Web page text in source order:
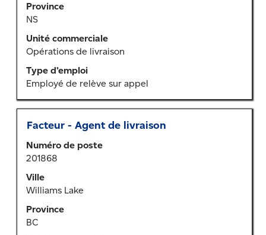
de
pour
Province
NS
Unité commerciale
Opérations de livraison
Type d’emploi
Employé de relève sur appel
afficher
tout
le
contenu
renseignements
sur
l’emploi.
Titre
Facteur - Agent de livraison
Numéro de poste
201868
Ville
Williams Lake
Province
BC
Sélectionner
moyen
de
la
barre
pour
afficher